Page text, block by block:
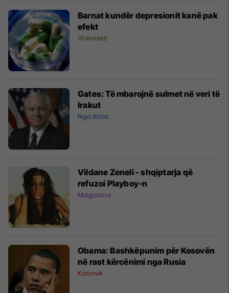
Barnat kundër depresionit kanë pak
efekt
Shëndeti
Gates: Të mbarojnë sulmet në veri të
Irakut
Nga Bota
Vildane Zeneli - shqiptarja që
refuzoi Playboy-n
Magazina
Obama: Bashkëpunim për Kosovën
në rast kërcënimi nga Rusia
Kosovë